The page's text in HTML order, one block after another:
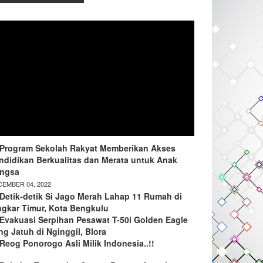
Sekolah Rakyat Memberikan Akses
Berkualitas dan Merata untuk Anak
04, 2022
Detik-detik Si Jago Merah Lahap 11 Rumah di
Timur, Kota Bengkulu
Evakuasi Serpihan Pesawat T-50i Golden Eagle
Jatuh di Nginggil, Blora
Reog Ponorogo Asli Milik Indonesia..!!